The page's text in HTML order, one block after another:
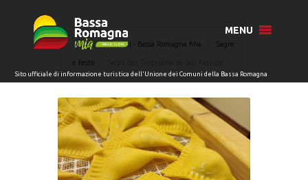
MENU
Home Eventi - Bassa Romagna Mia Sagre
e feste